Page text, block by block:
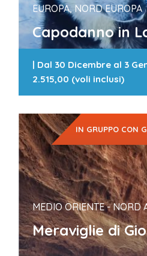
EUROPA, NORD EUROPA
Capodanno in
| Dal 30 Dicembre al 3
2.515,00 (voli inclusi)
IN GRUPPO CON
MEDIO ORIENTE - NORD
Meraviglie di